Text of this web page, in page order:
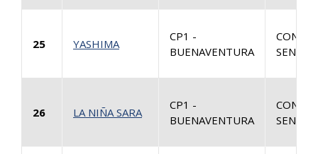
25 YASHIMA
CP1 -
BUENAVENTURA
26 LA NIÑA SARA
CP1 -
BUENAVENTURA